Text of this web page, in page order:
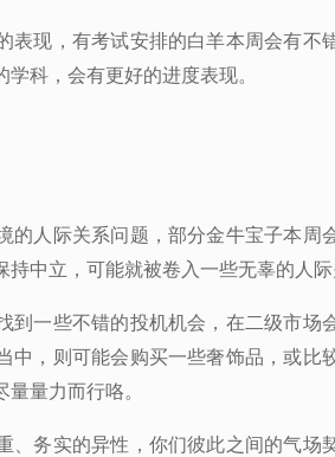
表现，有考试安排的白羊本周会有不
科，会有更好的进度表现。
的人际关系问题，部分金牛宝子本周
中立，可能就被卷入一些无辜的人际
到一些不错的投机机会，在二级市场
中，则可能会购买一些奢饰品，或比
量力而行咯。
、务实的异性，你们彼此之间的气场